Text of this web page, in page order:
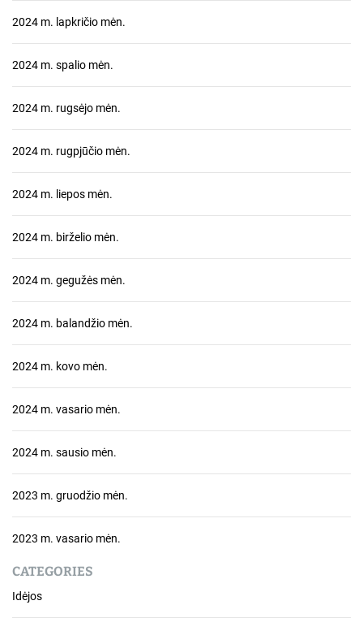
2024 m. lapkričio mėn.
2024 m. spalio mėn.
2024 m. rugsėjo mėn.
2024 m. rugpjūčio mėn.
2024 m. liepos mėn.
2024 m. birželio mėn.
2024 m. gegužės mėn.
2024 m. balandžio mėn.
2024 m. kovo mėn.
2024 m. vasario mėn.
2024 m. sausio mėn.
2023 m. gruodžio mėn.
2023 m. vasario mėn.
CATEGORIES
Idėjos